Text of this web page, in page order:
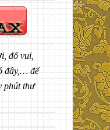
đố vui,
đây,… để
phút thư